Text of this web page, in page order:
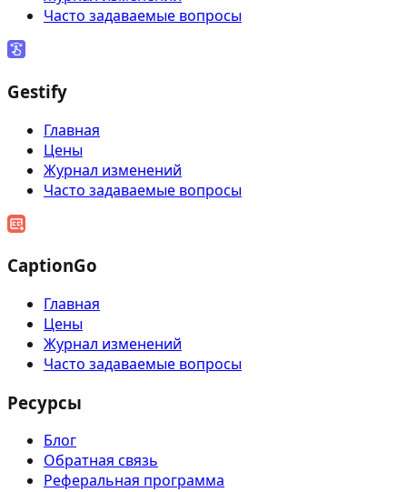
Часто задаваемые вопросы
Gestify
Главная
Цены
Журнал изменений
Часто задаваемые вопросы
CaptionGo
Главная
Цены
Журнал изменений
Часто задаваемые вопросы
Ресурсы
Блог
Обратная связь
Реферальная программа